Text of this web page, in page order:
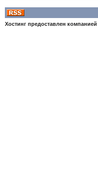
Хостинг предоставлен компанией